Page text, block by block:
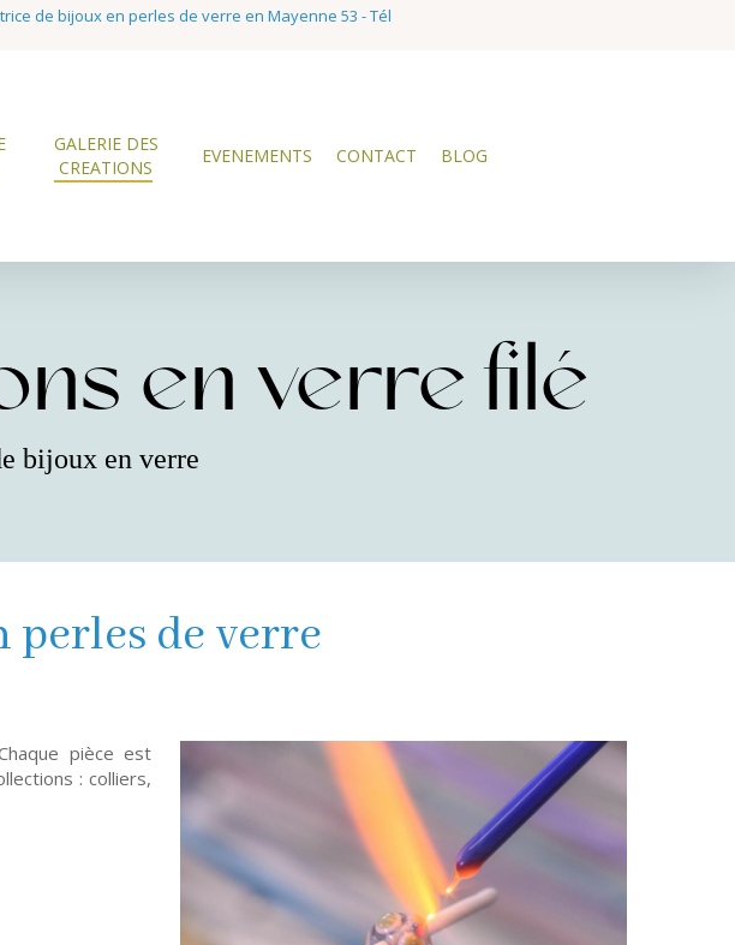
de bijoux en perles de verre en Mayenne 53 - Tél
GALERIE DES
CREATIONS
EVENEMENTS CONTACT BLOG
en verre filé
bijoux en verre
perles de verre
pièce est
: colliers,